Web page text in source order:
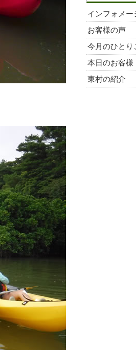
インフォメー
お客様の声
今月のひとり
本日のお客様
東村の紹介